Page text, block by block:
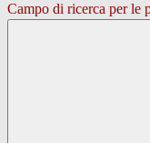
Campo di ricerca per le